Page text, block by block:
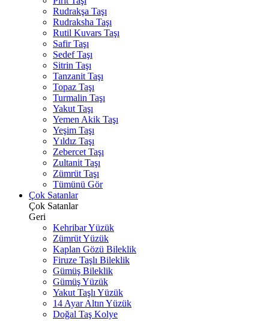
Rudrakşa Taşı
Rudraksha Taşı
Rutil Kuvars Taşı
Safir Taşı
Sedef Taşı
Sitrin Taşı
Tanzanit Taşı
Topaz Taşı
Turmalin Taşı
Yakut Taşı
Yemen Akik Taşı
Yeşim Taşı
Yıldız Taşı
Zebercet Taşı
Zultanit Taşı
Zümrüt Taşı
Tümünü Gör
Çok Satanlar
Çok Satanlar
Geri
Kehribar Yüzük
Zümrüt Yüzük
Kaplan Gözü Bileklik
Firuze Taşlı Bileklik
Gümüş Bileklik
Gümüş Yüzük
Yakut Taşlı Yüzük
14 Ayar Altın Yüzük
Doğal Taş Kolye